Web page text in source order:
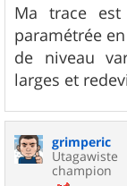
s
s
a
g
e
Ma trace
paramétrée
de niveau
larges et
grimperic
Utagawiste
champion